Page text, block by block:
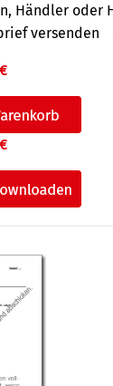
Händler oder
versenden